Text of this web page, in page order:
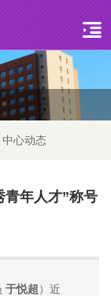
中心动态
青年人才”称号
于悦超）近